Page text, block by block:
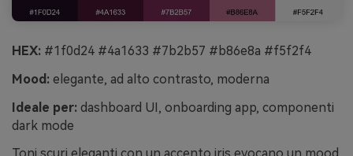
HEX: #1f0d24 #4a1633 #7b2b57 #b86e8a #f5f2f4
Mood: elegante, ad alto contrasto, moderna
Ideale per: dashboard UI, onboarding app, componenti
dark mode